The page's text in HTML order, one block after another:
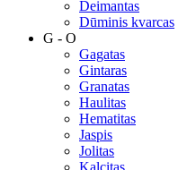
Deimantas
Dūminis kvarcas
G - O
Gagatas
Gintaras
Granatas
Haulitas
Hematitas
Jaspis
Jolitas